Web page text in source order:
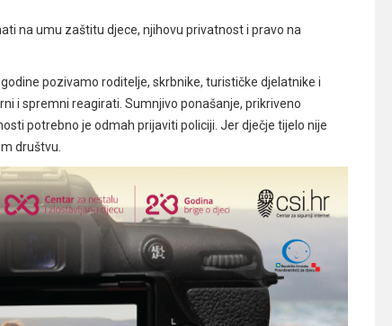
na umu zaštitu djece, njihovu privatnost i pravo na
pozivamo roditelje, skrbnike, turističke djelatnike i
i spremni reagirati. Sumnjivo ponašanje, prikriveno
potrebno je odmah prijaviti policiji. Jer dječje tijelo nije
društvu.